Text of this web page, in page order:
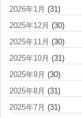
2026年1月 (31)
2025年12月 (30)
2025年11月 (30)
2025年10月 (31)
2025年9月 (30)
2025年8月 (31)
2025年7月 (31)